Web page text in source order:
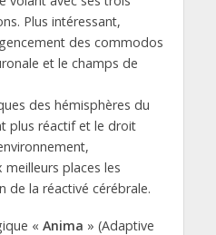
Plus intéressant,
des commodos
et le champs de
des hémisphères du
plus réactif et le droit
meilleurs places les
de la réactivé cérébrale.
« Anima » (Adaptive